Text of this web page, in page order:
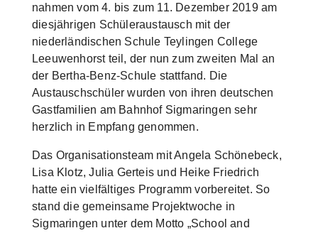
nahmen vom 4. bis zum 11. Dezember 2019 am
diesjährigen Schüleraustausch mit der
niederländischen Schule Teylingen College
Leeuwenhorst teil, der nun zum zweiten Mal an
der Bertha-Benz-Schule stattfand. Die
Austauschschüler wurden von ihren deutschen
Gastfamilien am Bahnhof Sigmaringen sehr
herzlich in Empfang genommen.
Das Organisationsteam mit Angela Schönebeck,
Lisa Klotz, Julia Gerteis und Heike Friedrich
hatte ein vielfältiges Programm vorbereitet. So
stand die gemeinsame Projektwoche in
Sigmaringen unter dem Motto „School and